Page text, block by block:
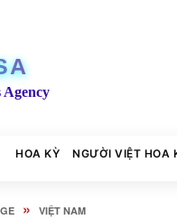
Agency
HOA KỲ NGƯỜI VIỆT HOA
» VIỆT NAM